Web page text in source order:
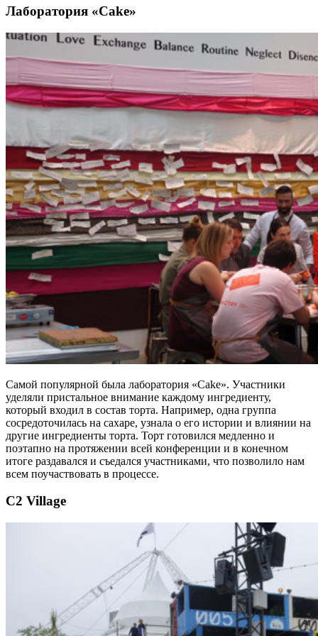
Лаборатория «Cake»
Самой популярной была лаборатория «Cake». Участники
уделяли пристальное внимание каждому ингредиенту,
который входил в состав торта. Например, одна группа
сосредоточилась на сахаре, узнала о его истории и влиянии на
другие ингредиенты торта. Торт готовился медленно и
поэтапно на протяжении всей конференции и в конечном
итоге раздавался и съедался участниками, что позволило нам
всем поучаствовать в процессе.
C2 Village